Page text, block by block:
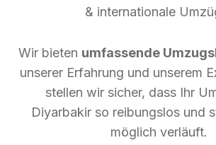
& internationale
Wir bieten umfassende
unserer Erfahrung und unserem
stellen wir sicher, dass Ihr
Diyarbakir so reibungslos und
möglich verläuft.